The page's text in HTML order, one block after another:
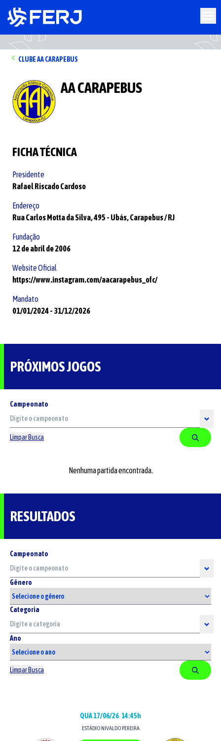
CLUBEAA CARAPEBUS
AA CARAPEBUS
FICHA TÉCNICA
Presidente
Rafael Riscado Cardoso
Endereço
Rua Carlos Motta da Silva,495 - Ubás,Carapebus /RJ
Fundação
12 de abril de 2006
Website Oficial
https://www.instagram.com/aacarapebus_ofc/
Mandato
01/01/2024- 31/12/2026
PRÓXIMOS JOGOS
Campeonato
Limpar Busca
Nenhuma partida encontrada.
RESULTADOS
Campeonato
Gênero
Categoria
Ano
Limpar Busca
QUA 17/06/26 14:45h
ESTÁDIONIVALDO PEREIRA